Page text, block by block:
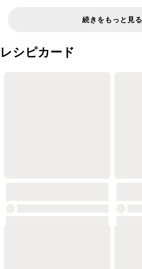
続きをもっと見る
レシピカード